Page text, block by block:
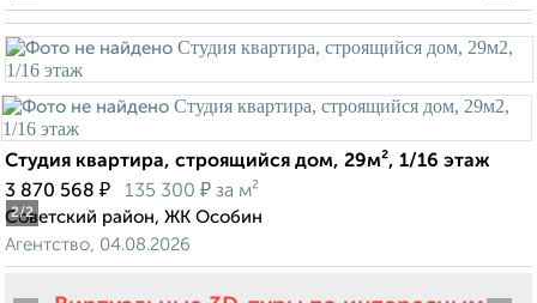
2/2
Студия квартира, строящийся дом, 29м², 1/16 этаж
3 870 568 ₽ 135 300 ₽ за м²
Советский район, ЖК Особин
Агентство, 04.08.2026